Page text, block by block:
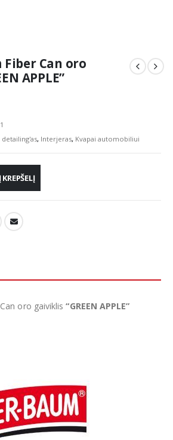
Can oro
APPLE”
, Interjeras, Kvapai automobiliui
Į KREPŠELĮ
oro gaiviklis “GREEN APPLE”